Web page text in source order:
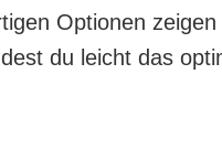
Optionen
du leicht das